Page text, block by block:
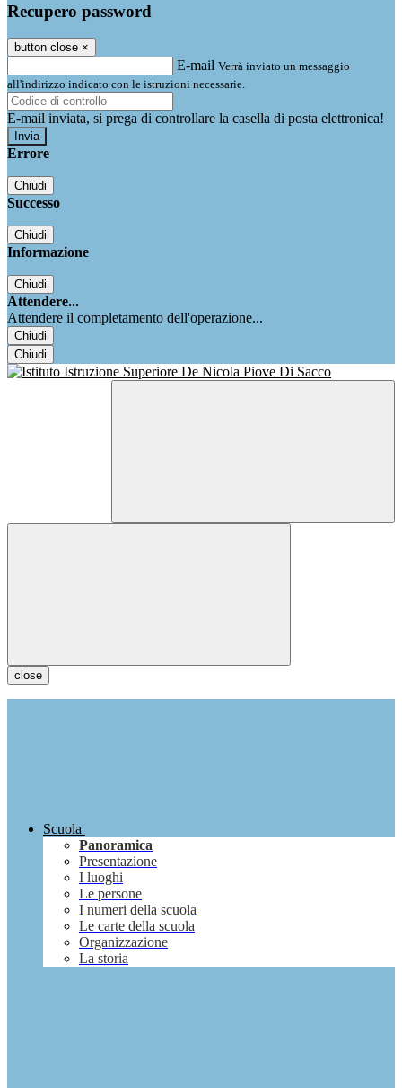
Recupero password
button close ×
E-mail Verrà inviato un messaggio
all'indirizzo indicato con le istruzioni necessarie.
E-mail inviata, si prega di controllare la casella di posta elettronica!
Errore
Chiudi
Successo
Chiudi
Informazione
Chiudi
Attendere...
Attendere il completamento dell'operazione...
Chiudi
Chiudi
close
Scuola
Panoramica
Presentazione
I luoghi
Le persone
I numeri della scuola
Le carte della scuola
Organizzazione
La storia